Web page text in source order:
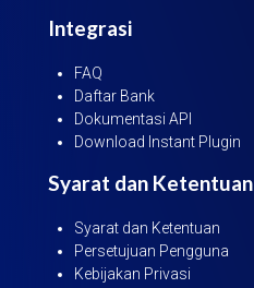
Integrasi
FAQ
Daftar Bank
Dokumentasi API
Download Instant Plugin
Syarat dan Ketentuan
Syarat dan Ketentuan
Persetujuan Pengguna
Kebijakan Privasi